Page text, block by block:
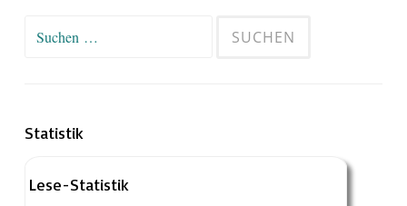
Suchen
Statistik
Lese-Statistik